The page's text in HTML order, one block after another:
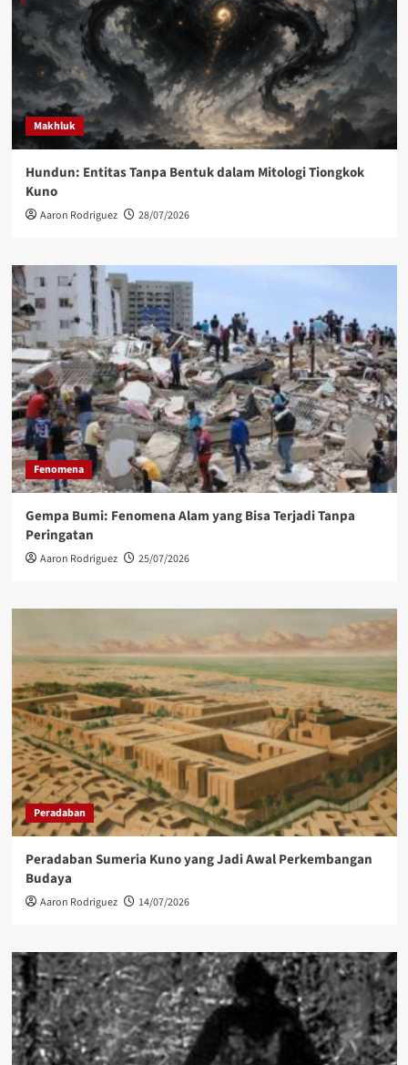
Makhluk
Hundun: Entitas Tanpa Bentuk dalam Mitologi Tiongkok
Kuno
Aaron Rodriguez 28/07/2026
Fenomena
Gempa Bumi: Fenomena Alam yang Bisa Terjadi Tanpa
Peringatan
Aaron Rodriguez 25/07/2026
Peradaban
Peradaban Sumeria Kuno yang Jadi Awal Perkembangan
Budaya
Aaron Rodriguez 14/07/2026